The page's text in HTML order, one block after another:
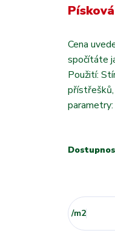
Cena
spočítáte
Použití:
/m2